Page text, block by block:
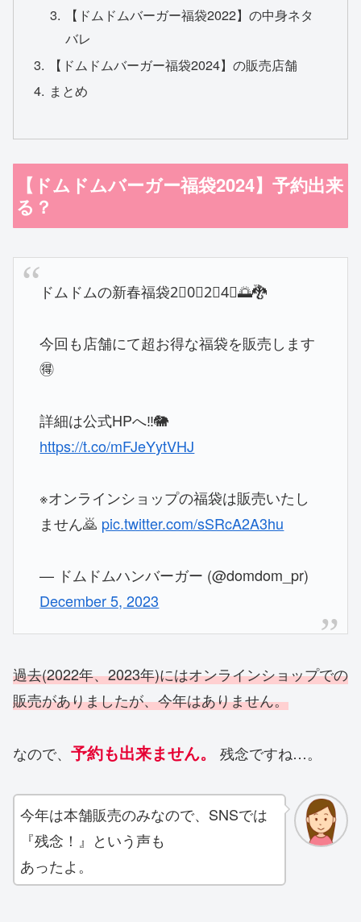
【ドムドムバーガー福袋2022】の中身ネタ
バレ
【ドムドムバーガー福袋2024】の販売店舗
まとめ
【ドムドムバーガー福袋2024】予約出来
る？
ドムドムの新春福袋2⃣0⃣2⃣4⃣🌅🐉
今回も店舗にて超お得な福袋を販売します
🉐
詳細は公式HPへ‼️🐘
https://t.co/mFJeYytVHJ
※オンラインショップの福袋は販売いたし
ません🙇 pic.twitter.com/sSRcA2A3hu
— ドムドムハンバーガー (@domdom_pr)
December 5, 2023
過去(2022年、2023年)にはオンラインショップでの
販売がありましたが、今年はありません。
なので、 予約も出来ません。 残念ですね…。
今年は本舗販売のみなので、SNSでは
『残念！』という声も
あったよ。